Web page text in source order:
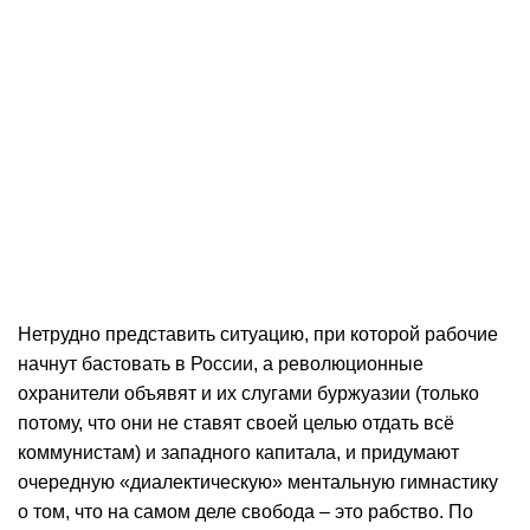
Нетрудно представить ситуацию, при которой рабочие
начнут бастовать в России, а революционные
охранители объявят и их слугами буржуазии (только
потому, что они не ставят своей целью отдать всё
коммунистам) и западного капитала, и придумают
очередную «диалектическую» ментальную гимнастику
о том, что на самом деле свобода – это рабство. По